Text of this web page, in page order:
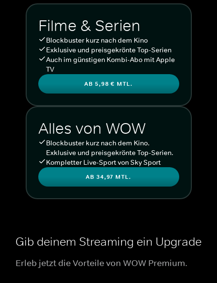
Filme & Serien
Blockbuster kurz nach dem Kino
Exklusive und preisgekrönte Top-Serien
Auch im günstigen Kombi-Abo mit Apple
TV
AB 5,98 € MTL.
Alles von WOW
Blockbuster kurz nach dem Kino.
Exklusive und preisgekrönte Top-Serien.
Kompletter Live-Sport von Sky Sport
AB 34,97 MTL.
Gib deinem Streaming ein Upgrade
Erleb jetzt die Vorteile von WOW Premium.